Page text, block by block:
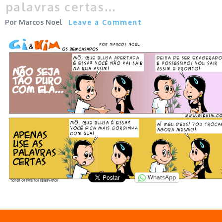
palavras certas…
Marcos Noel Leave a Comment
WhatsApp